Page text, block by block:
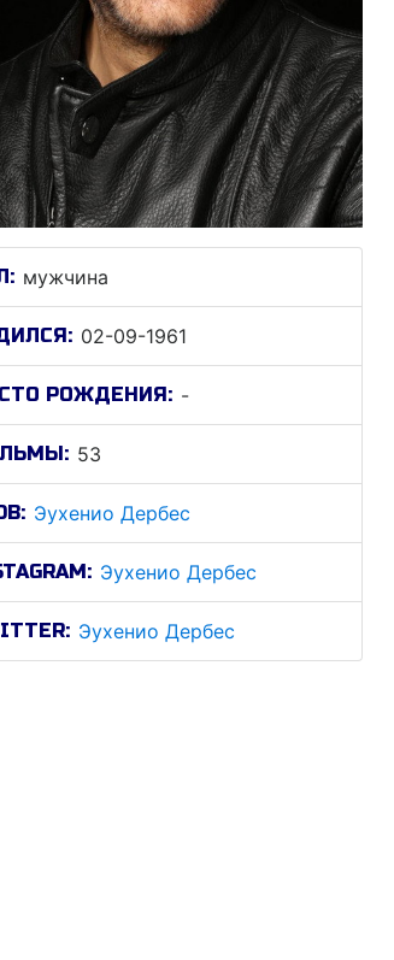
мужчина
02-09-1961
РОЖДЕНИЯ: -
53
Эухенио Дербес
Эухенио Дербес
Эухенио Дербес